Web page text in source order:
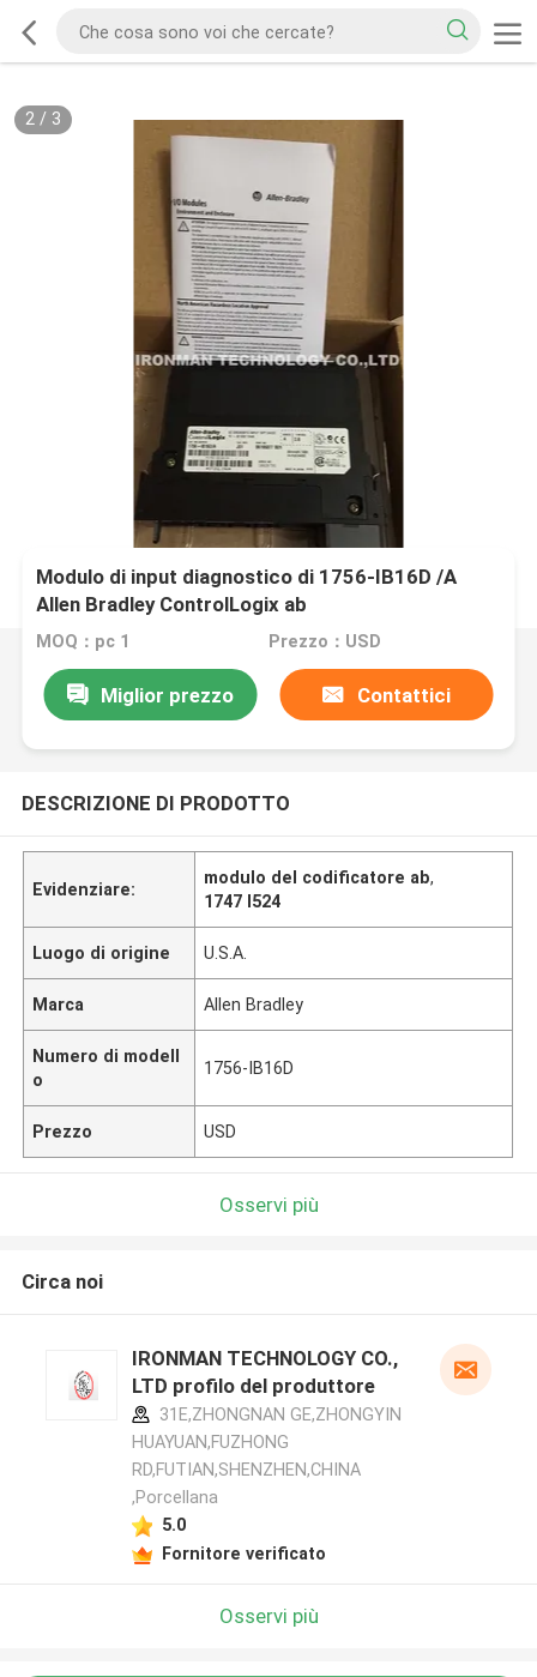
2/ 3
Modulo di input diagnostico di 1756-IB16D /A
Allen Bradley ControlLogix ab
MOQ：pc 1 Prezzo：USD
Miglior prezzo Contattici
DESCRIZIONE DI PRODOTTO
Evidenziare:
modulo del codificatore ab,
1747 l524
Luogo di origine U.S.A.
Marca Allen Bradley
Numero di modell
o
1756-IB16D
Prezzo USD
Osservi più
Circa noi
IRONMAN TECHNOLOGY CO.,
LTD profilo del produttore
31E,ZHONGNAN GE,ZHONGYIN
HUAYUAN,FUZHONG
RD,FUTIAN,SHENZHEN,CHINA
,Porcellana
5.0
Fornitore verificato
Osservi più